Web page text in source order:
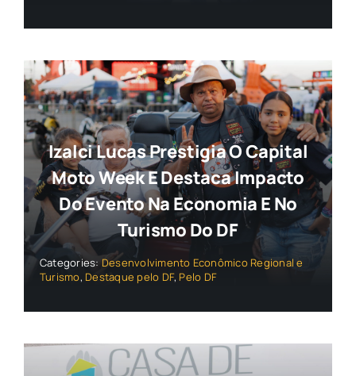
Izalci Lucas Prestigia O Capital
Moto Week E Destaca Impacto
Do Evento Na Economia E No
Turismo Do DF
Categories: Desenvolvimento Econômico Regional e
Turismo, Destaque pelo DF, Pelo DF